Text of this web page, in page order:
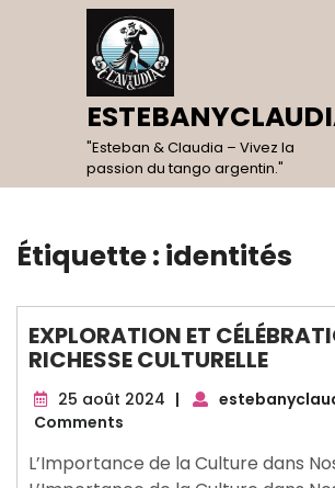
"Esteban & Claudia – Vivez la
passion du tango argentin."
Étiquette : identités
EXPLORATION ET
RICHESSE CULTURELLE
25 août 2024 25
|
Comments
L’Importance de la Culture dans